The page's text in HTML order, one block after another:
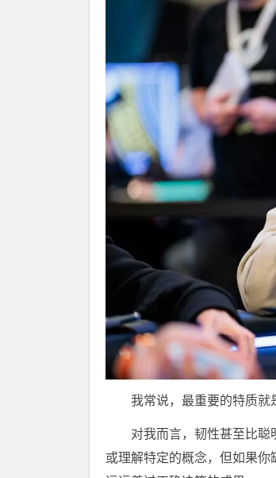
我常说，最重要的特质就
对我而言，韧性甚至比聪
或理解特定的概念，但如果